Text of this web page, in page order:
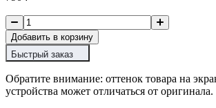
Добавить в корзину
Быстрый заказ
Обратите внимание: оттенок товара на
устройства может отличаться от оригинала.